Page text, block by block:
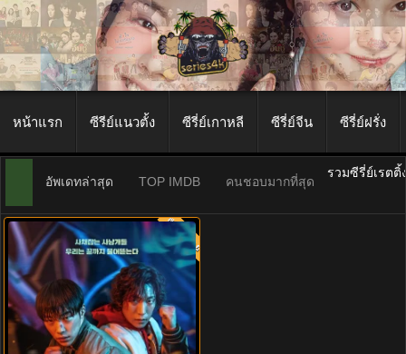
หน้าแรก ซีรีย์แนวตั้ง ซีรี่ย์เกาหลี ซีรี่ย์จีน ซีรี่ย์ฝรั่ง
อัพเดทล่าสุด TOP IMDB คนชอบมากที่สุด
รวมซีรี่ย์เรตติ้
พากย์ไทย